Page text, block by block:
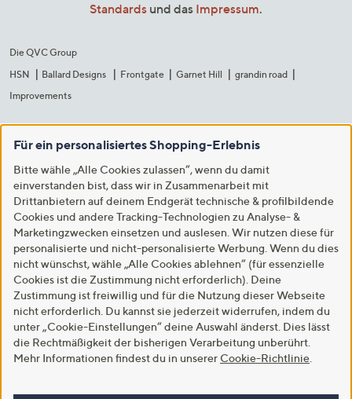
Standards und das Impressum.
Die QVC Group
HSN
Ballard Designs Frontgate Garnet Hill
grandin road
Improvements
Für ein personalisiertes Shopping-Erlebnis
Bitte wähle „Alle Cookies zulassen“, wenn du damit
einverstanden bist, dass wir in Zusammenarbeit mit
Drittanbietern auf deinem Endgerät technische & profilbildende
Cookies und andere Tracking-Technologien zu Analyse- &
Marketingzwecken einsetzen und auslesen. Wir nutzen diese für
personalisierte und nicht-personalisierte Werbung. Wenn du dies
nicht wünschst, wähle „Alle Cookies ablehnen“ (für essenzielle
Cookies ist die Zustimmung nicht erforderlich). Deine
Zustimmung ist freiwillig und für die Nutzung dieser Webseite
nicht erforderlich. Du kannst sie jederzeit widerrufen, indem du
unter „Cookie-Einstellungen“ deine Auswahl änderst. Dies lässt
die Rechtmäßigkeit der bisherigen Verarbeitung unberührt.
Mehr Informationen findest du in unserer Cookie-Richtlinie